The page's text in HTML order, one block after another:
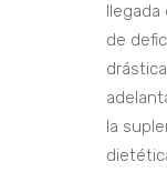
llegada
de
la